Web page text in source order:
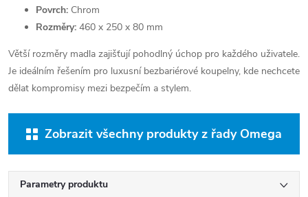
Povrch: Chrom
Rozměry: 460 x 250 x 80 mm
Větší rozměry madla zajišťují pohodlný úchop pro každého uživatele.
Je ideálním řešením pro luxusní bezbariérové koupelny, kde nechcete
dělat kompromisy mezi bezpečím a stylem.
Zobrazit všechny produkty z řady Omega
Parametry produktu